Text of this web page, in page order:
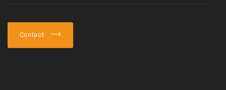
Contact